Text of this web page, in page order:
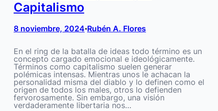
Capitalismo
8 noviembre, 2024•Rubén A. Flores
En el ring de la batalla de ideas todo término es un
concepto cargado emocional e ideológicamente.
Términos como capitalismo suelen generar
polémicas intensas. Mientras unos le achacan la
personalidad misma del diablo y lo definen como el
origen de todos los males, otros lo defienden
fervorosamente. Sin embargo, una visión
verdaderamente libertaria nos…